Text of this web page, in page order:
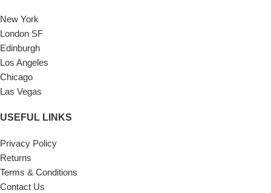
New York
London SF
Edinburgh
Los Angeles
Chicago
Las Vegas
USEFUL LINKS
Privacy Policy
Returns
Terms & Conditions
Contact Us